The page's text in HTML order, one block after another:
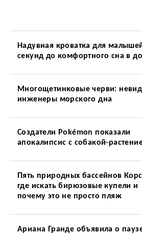
Надувная кроватка для
секунд до комфортного сна в
Многощетинковые черви:
инженеры морского дна
Создатели Pokémon показали
апокалипсис с собакой-
Пять природных бассейнов
где искать бирюзовые купели и
почему это не просто пляж
Ариана Гранде объявила о